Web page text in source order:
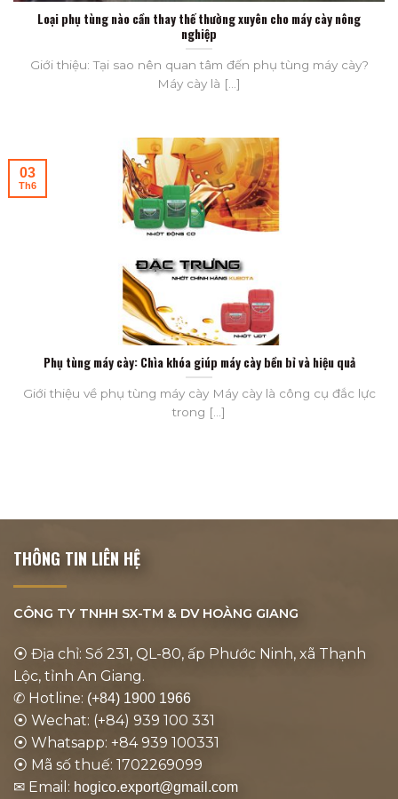
Loại phụ tùng nào cần thay thế thường xuyên cho máy cày nông
nghiệp
Giới thiệu: Tại sao nên quan tâm đến phụ tùng máy cày?
Máy cày là [...]
Phụ tùng máy cày: Chìa khóa giúp máy cày bền bỉ và hiệu quả
Giới thiệu về phụ tùng máy cày Máy cày là công cụ đắc lực
trong [...]
03
Th6
THÔNG TIN LIÊN HỆ
CÔNG TY TNHH SX-TM & DV HOÀNG GIANG
⦿ Địa chỉ: Số 231, QL-80, ấp Phước Ninh, xã Thạnh
Lộc, tỉnh An Giang.
✆ Hotline: (+84) 1900 1966
⦿ Wechat: (+84) 939 100 331
⦿ Whatsapp: +84 939 100331
⦿ Mã số thuế: 1702269099
✉ Email: hogico.export@gmail.com